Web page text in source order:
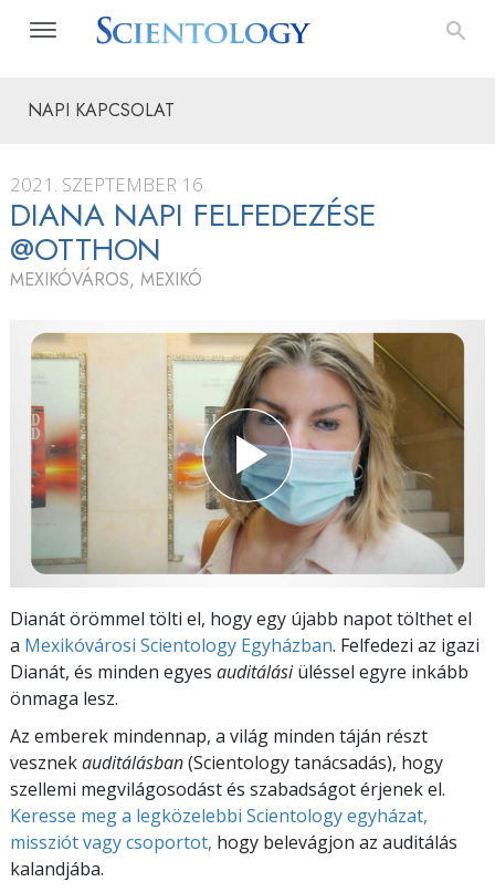
NAPI KAPCSOLAT
2021. SZEPTEMBER 16.
DIANA NAPI FELFEDEZÉSE
@OTTHON
MEXIKÓVÁROS, MEXIKÓ
Dianát örömmel tölti el, hogy egy újabb napot tölthet el
a Mexikóvárosi Scientology Egyházban. Felfedezi az igazi
Dianát, és minden egyes auditálásiüléssel egyre inkább
önmaga lesz.
Az emberek mindennap, a világ minden táján részt
vesznekauditálásban(Scientology tanácsadás), hogy
szellemi megvilágosodást és szabadságot érjenek el.
Keresse meg a legközelebbi Scientology egyházat,
missziót vagy csoportot, hogy belevágjon az auditálás
kalandjába.